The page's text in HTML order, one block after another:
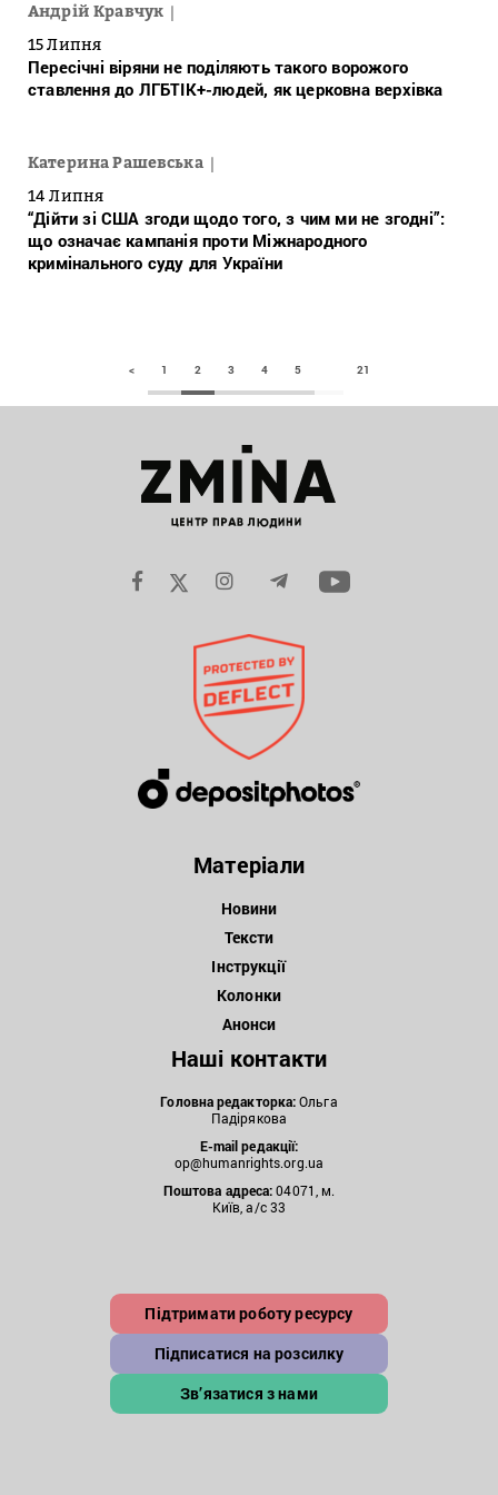
Андрій Кравчук
15 Липня
Пересічні віряни не поділяють такого ворожого
ставлення до ЛГБТІК+-людей, як церковна верхівка
Катерина Рашевська
14 Липня
“Дійти зі США згоди щодо того, з чим ми не згодні”:
що означає кампанія проти Міжнародного
кримінального суду для України
< 1 2 3 4 5 21
Матеріали
Новини
Тексти
Інструкції
Колонки
Анонси
Наші контакти
Головна редакторка:Ольга
Падірякова
E-mail редакції:
op@humanrights.org.ua
Поштова адреса:04071, м.
Київ, а/с 33
Підтримати роботу ресурсу
Підписатися на розсилку
Зв’язатися з нами